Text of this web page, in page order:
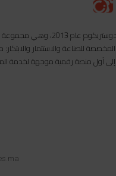
تأسست مجموعة إندوستريكوم
المخصصة للصناعة والاستثمار
إلى أول منصة رقمية موجهة لخدمة